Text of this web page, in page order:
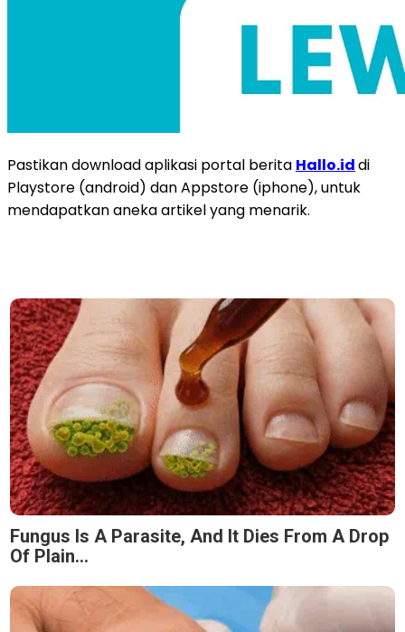
Pastikan download aplikasi portal berita Hallo.iddi
Playstore (android) dan Appstore (iphone), untuk
mendapatkan aneka artikel yang menarik.
Fungus Is A Parasite, And It Dies From A Drop
Of Plain...